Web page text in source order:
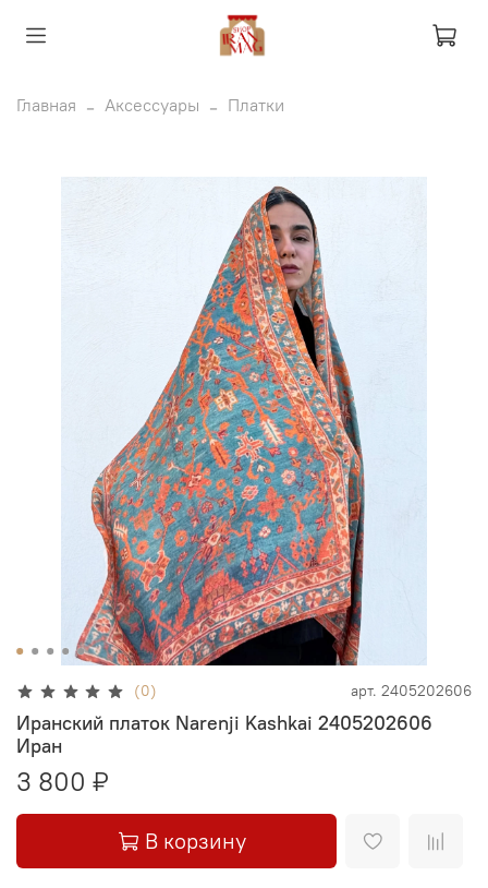
Главная Аксессуары Платки
(0) арт. 2405202606
Иранский платок Narenji Kashkai 2405202606
Иран
3 800 ₽
В корзину